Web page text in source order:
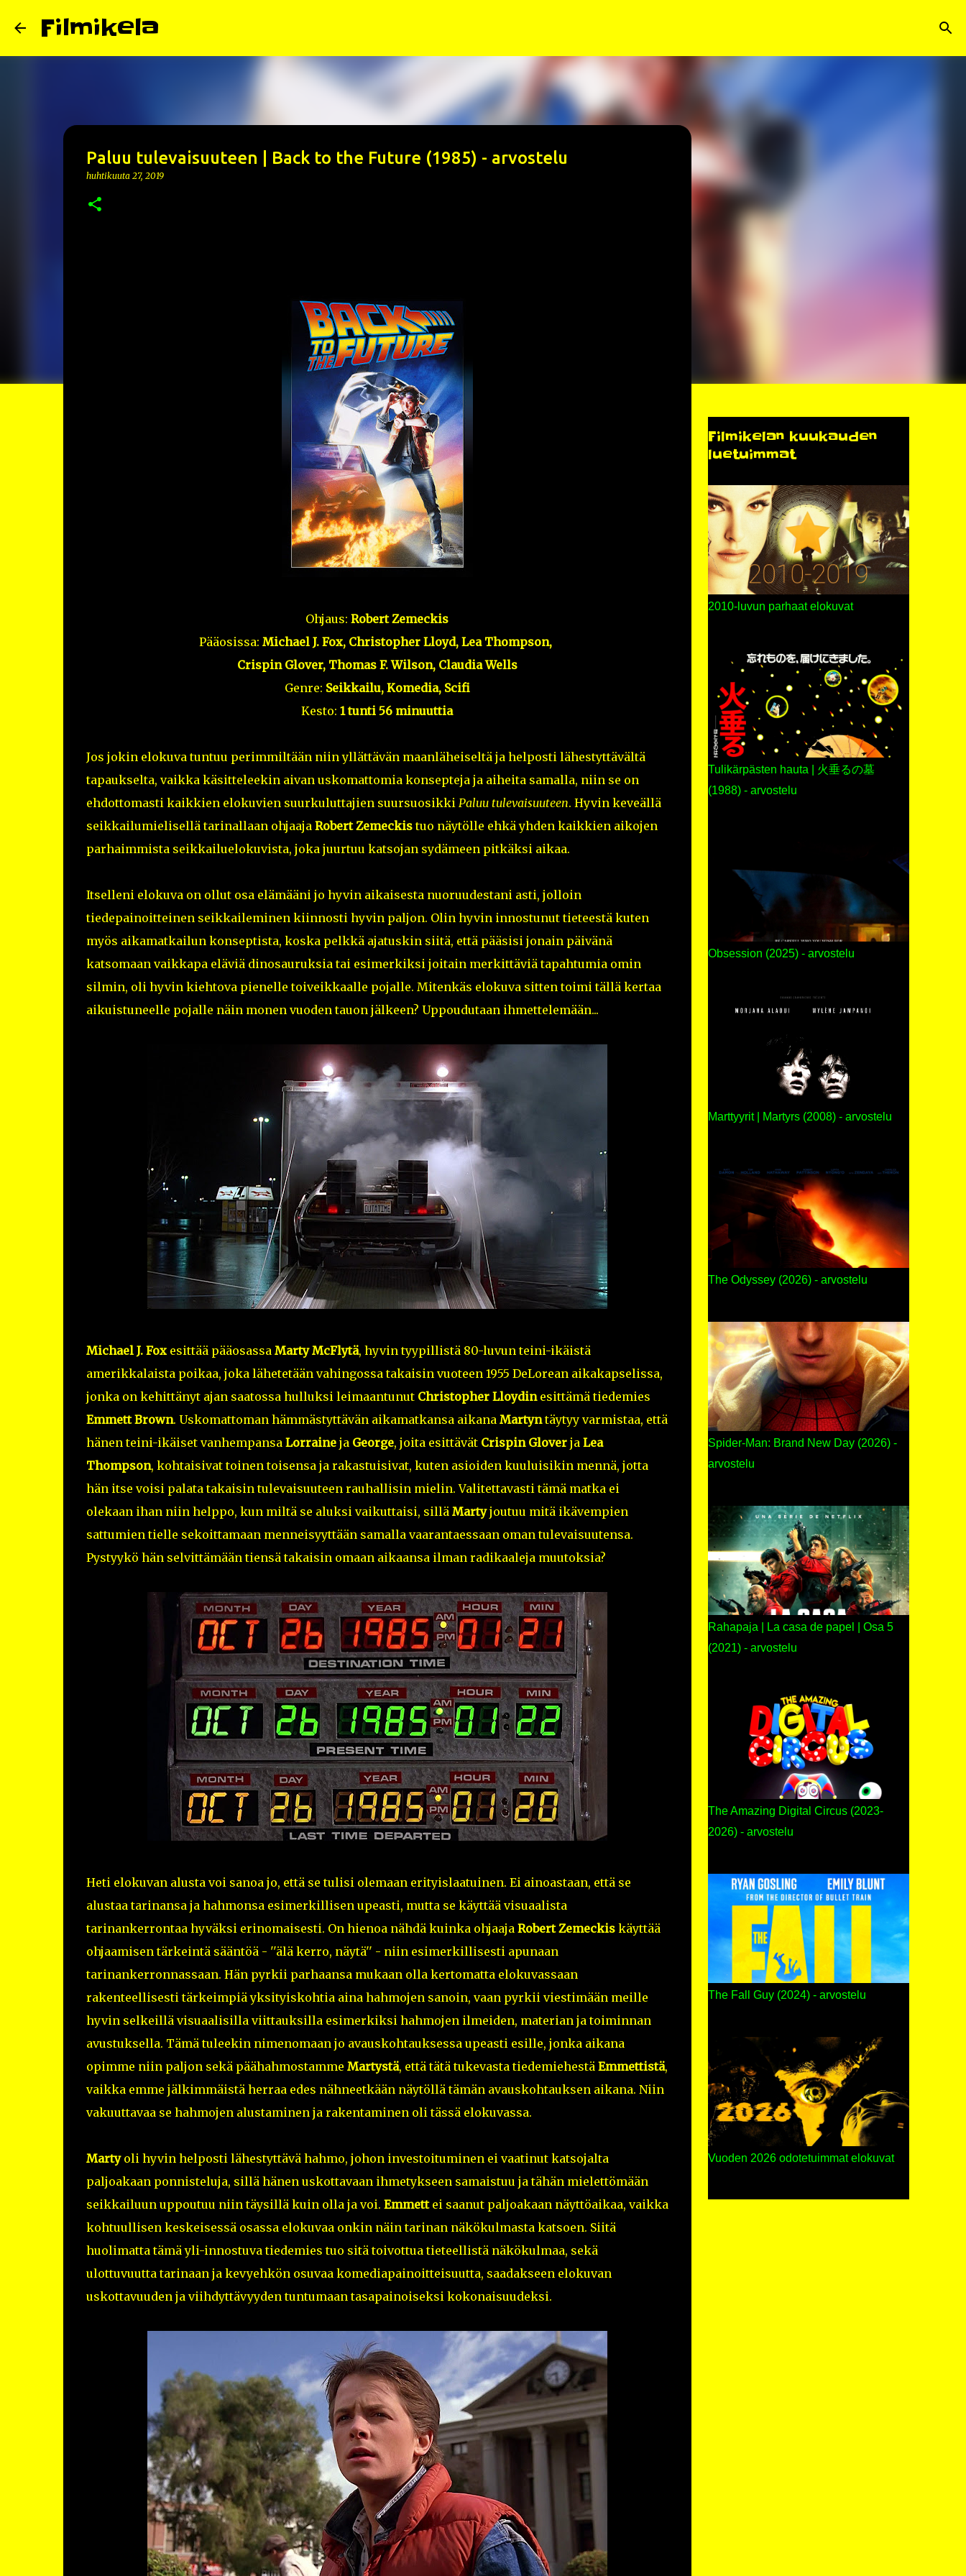
Filmikela
Paluu tulevaisuuteen | Back to the Future (1985) - arvostelu
huhtikuuta 27, 2019
Ohjaus: Robert Zemeckis
Pääosissa: Michael J. Fox, Christopher Lloyd, Lea Thompson,
Crispin Glover, Thomas F. Wilson, Claudia Wells
Genre: Seikkailu, Komedia, Scifi
Kesto: 1 tunti 56 minuuttia
Jos jokin elokuva tuntuu perimmiltään niin yllättävän maanläheiseltä ja helposti lähestyttävältä
tapaukselta, vaikka käsitteleekin aivan uskomattomia konsepteja ja aiheita samalla, niin se on
ehdottomasti kaikkien elokuvien suurkuluttajien suursuosikki Paluu tulevaisuuteen. Hyvin keveällä
seikkailumielisellä tarinallaan ohjaajaRobert Zemeckistuo näytölle ehkä yhden kaikkien aikojen
parhaimmista seikkailuelokuvista, joka juurtuu katsojan sydämeen pitkäksi aikaa.
Itselleni elokuva on ollut osa elämääni jo hyvin aikaisesta nuoruudestani asti, jolloin
tiedepainoitteinen seikkaileminen kiinnosti hyvin paljon. Olin hyvin innostunut tieteestä kuten
myös aikamatkailun konseptista, koska pelkkä ajatuskin siitä, että pääsisi jonain päivänä
katsomaan vaikkapa eläviä dinosauruksia tai esimerkiksi joitain merkittäviä tapahtumia omin
silmin, oli hyvin kiehtova pienelle toiveikkaalle pojalle. Mitenkäs elokuva sitten toimi tällä kertaa
aikuistuneelle pojalle näin monen vuoden tauon jälkeen? Uppoudutaan ihmettelemään...
Michael J. Foxesittää pääosassa Marty McFlytä, hyvin tyypillistä 80-luvun teini-ikäistä
amerikkalaista poikaa, joka lähetetään vahingossa takaisin vuoteen 1955 DeLorean aikakapselissa,
jonka on kehittänyt ajan saatossa hulluksi leimaantunut Christopher Lloydinesittämä tiedemies
Emmett Brown. Uskomattoman hämmästyttävän aikamatkansa aikana Martyntäytyy varmistaa, että
hänen teini-ikäiset vanhempansa Lorraineja George, joita esittävät Crispin Gloverja Lea
Thompson, kohtaisivat toinen toisensa ja rakastuisivat, kuten asioiden kuuluisikin mennä, jotta
hän itse voisi palata takaisin tulevaisuuteen rauhallisin mielin. Valitettavasti tämä matka ei
olekaan ihan niin helppo, kun miltä se aluksi vaikuttaisi, sillä Martyjoutuu mitä ikävempien
sattumien tielle sekoittamaan menneisyyttään samalla vaarantaessaan oman tulevaisuutensa.
Pystyykö hän selvittämään tiensä takaisin omaan aikaansa ilman radikaaleja muutoksia?
Heti elokuvan alusta voi sanoa jo, että se tulisi olemaan erityislaatuinen. Ei ainoastaan, että se
alustaa tarinansa ja hahmonsa esimerkillisen upeasti, mutta se käyttää visuaalista
tarinankerrontaa hyväksi erinomaisesti. On hienoa nähdä kuinka ohjaaja Robert Zemeckiskäyttää
ohjaamisen tärkeintä sääntöä - ''älä kerro, näytä'' - niin esimerkillisesti apunaan
tarinankerronnassaan. Hän pyrkii parhaansa mukaan olla kertomatta elokuvassaan
rakenteellisesti tärkeimpiä yksityiskohtia aina hahmojen sanoin, vaan pyrkii viestimään meille
hyvin selkeillä visuaalisilla viittauksilla esimerkiksi hahmojen ilmeiden, materian ja toiminnan
avustuksella. Tämä tuleekin nimenomaan jo avauskohtauksessa upeasti esille, jonka aikana
opimme niin paljon sekä päähahmostamme Martystä, että tätä tukevasta tiedemiehestäEmmettistä,
vaikka emme jälkimmäistä herraa edes nähneetkään näytöllä tämän avauskohtauksen aikana. Niin
vakuuttavaa se hahmojen alustaminen ja rakentaminen oli tässä elokuvassa.
Martyoli hyvin helposti lähestyttävä hahmo, johon investoituminen ei vaatinut katsojalta
paljoakaan ponnisteluja, sillä hänen uskottavaan ihmetykseen samaistuu ja tähän mielettömään
seikkailuun uppoutuu niin täysillä kuin olla ja voi. Emmettei saanut paljoakaan näyttöaikaa, vaikka
kohtuullisen keskeisessä osassa elokuvaa onkin näin tarinan näkökulmasta katsoen. Siitä
huolimatta tämä yli-innostuva tiedemies tuo sitä toivottua tieteellistä näkökulmaa, sekä
ulottuvuutta tarinaan ja kevyehkön osuvaa komediapainoitteisuutta, saadakseen elokuvan
uskottavuuden ja viihdyttävyyden tuntumaan tasapainoiseksi kokonaisuudeksi.
Filmikelan kuukauden
luetuimmat
2010-luvun parhaat elokuvat
Tulikärpästen hauta | 火垂るの墓
(1988) - arvostelu
Obsession (2025) - arvostelu
Marttyyrit | Martyrs (2008) - arvostelu
The Odyssey (2026) - arvostelu
Spider-Man: Brand New Day (2026) -
arvostelu
Rahapaja | La casa de papel | Osa 5
(2021) - arvostelu
The Amazing Digital Circus (2023-
2026) - arvostelu
The Fall Guy (2024) - arvostelu
Vuoden 2026 odotetuimmat elokuvat